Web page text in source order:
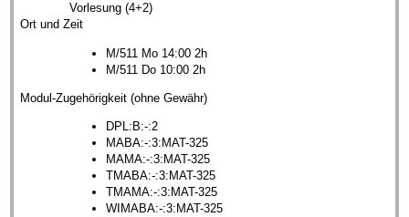
Vorlesung (4+2)
Ort und Zeit
M/511 Mo 14:00 2h
M/511 Do 10:00 2h
Modul-Zugehörigkeit (ohne Gewähr)
DPL:B:-:2
MABA:-:3:MAT-325
MAMA:-:3:MAT-325
TMABA:-:3:MAT-325
TMAMA:-:3:MAT-325
WIMABA:-:3:MAT-325